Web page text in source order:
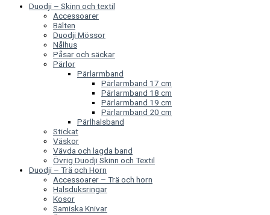
Duodji – Skinn och textil
Accessoarer
Bälten
Duodji Mössor
Nålhus
Påsar och säckar
Pärlor
Pärlarmband
Pärlarmband 17 cm
Pärlarmband 18 cm
Pärlarmband 19 cm
Pärlarmband 20 cm
Pärlhalsband
Stickat
Väskor
Vävda och lagda band
Övrig Duodji Skinn och Textil
Duodji – Trä och Horn
Accessoarer – Trä och horn
Halsduksringar
Kosor
Samiska Knivar